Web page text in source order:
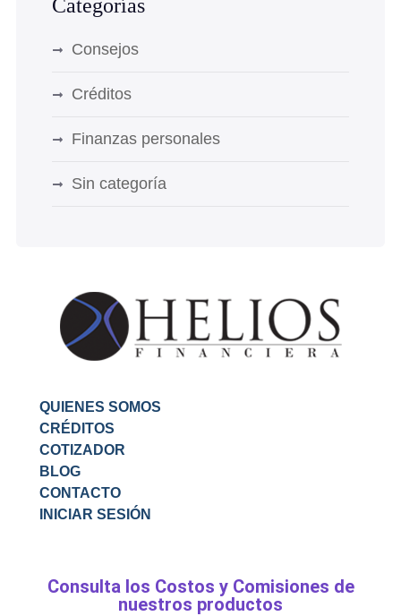
Categorías
Consejos
Créditos
Finanzas personales
Sin categoría
QUIENES SOMOS
CRÉDITOS
COTIZADOR
BLOG
CONTACTO
INICIAR SESIÓN
Consulta los Costos y Comisiones de
nuestros productos